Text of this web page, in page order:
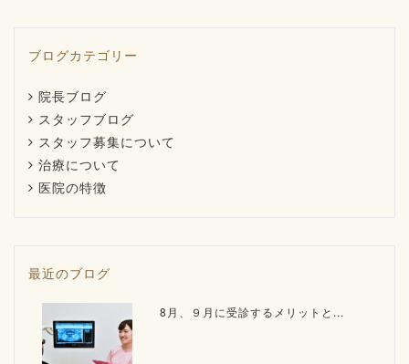
ブログカテゴリー
院長ブログ
スタッフブログ
スタッフ募集について
治療について
医院の特徴
最近のブログ
8月、９月に受診するメリットと...